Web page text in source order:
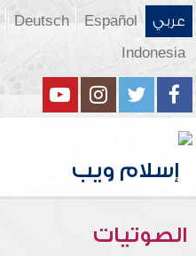
عربي Español
Deutsch
Indonesia
الصوتيات